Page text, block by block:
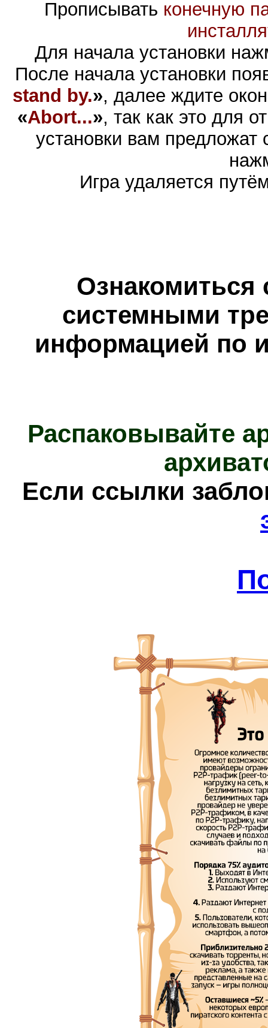
Прописывать конечную
Для начала установки
После начала установки
stand by.», далее ждите
«Abort...», так как это для
установки вам предложат
Игра удаляется
Ознакомиться
системными
информацией по
Распаковывайте
Если ссылки